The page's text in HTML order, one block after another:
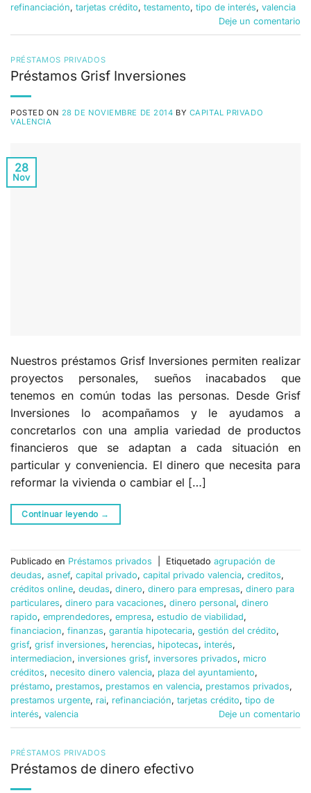
refinanciación, tarjetas crédito, testamento, tipo de interés, valencia
Deje un comentario
PRÉSTAMOS PRIVADOS
Préstamos Grisf Inversiones
POSTED ON 28 DE NOVIEMBRE DE 2014 BY CAPITAL PRIVADO
VALENCIA
28
Nov
Nuestros préstamos Grisf Inversiones permiten realizar
proyectos personales, sueños inacabados que
tenemos en común todas las personas. Desde Grisf
Inversiones lo acompañamos y le ayudamos a
concretarlos con una amplia variedad de productos
financieros que se adaptan a cada situación en
particular y conveniencia. El dinero que necesita para
reformar la vivienda o cambiar el […]
Continuar leyendo →
Publicado en Préstamos privados Etiquetado agrupación de
deudas, asnef, capital privado, capital privado valencia, creditos,
créditos online, deudas, dinero, dinero para empresas, dinero para
particulares, dinero para vacaciones, dinero personal, dinero
rapido, emprendedores, empresa, estudio de viabilidad,
financiacion, finanzas, garantía hipotecaria, gestión del crédito,
grisf, grisf inversiones, herencias, hipotecas, interés,
intermediacion, inversiones grisf, inversores privados, micro
créditos, necesito dinero valencia, plaza del ayuntamiento,
préstamo, prestamos, prestamos en valencia, prestamos privados,
prestamos urgente, rai, refinanciación, tarjetas crédito, tipo de
interés, valencia Deje un comentario
PRÉSTAMOS PRIVADOS
Préstamos de dinero efectivo